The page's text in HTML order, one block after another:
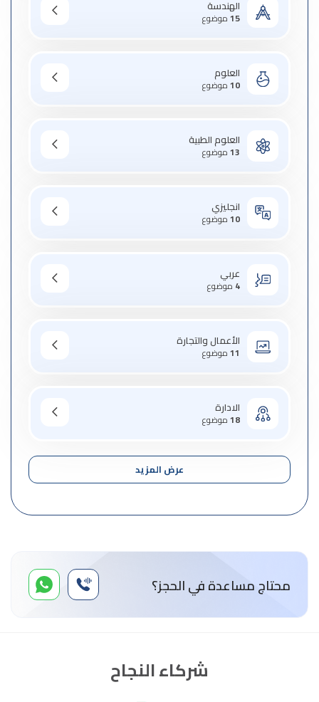
الهندسة
15موضوع
العلوم
10موضوع
العلوم الطبية
13موضوع
انجليزي
10موضوع
عربي
4 موضوع
الأعمال والتجارة
11موضوع
الادارة
18موضوع
عرض المزيد
محتاج مساعدة في الحجز؟
شركاء النجاح